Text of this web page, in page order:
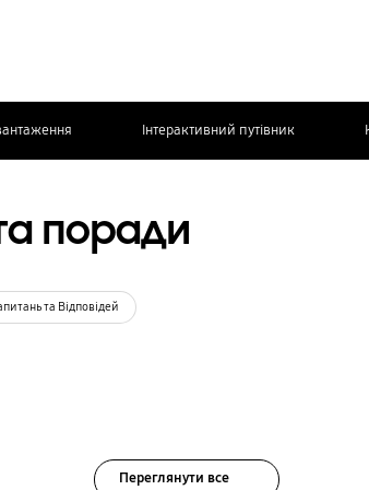
Інтерактивний путівник
поради
та Відповідей
Переглянути все